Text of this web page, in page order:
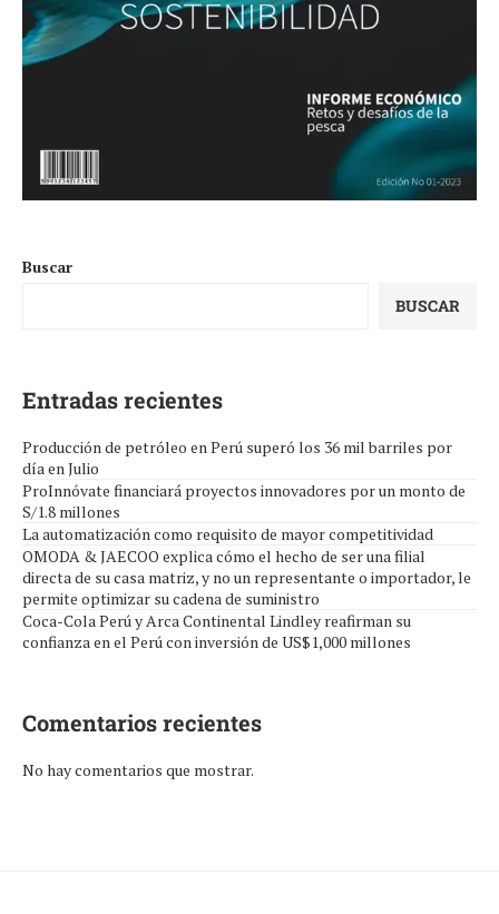
Buscar
BUSCAR
Entradas recientes
Producción de petróleo en Perú superó los 36 mil barriles por
día en Julio
ProInnóvate financiará proyectos innovadores por un monto de
S/1.8 millones
La automatización como requisito de mayor competitividad
OMODA & JAECOO explica cómo el hecho de ser una filial
directa de su casa matriz, y no un representante o importador, le
permite optimizar su cadena de suministro
Coca-Cola Perú y Arca Continental Lindley reafirman su
confianza en el Perú con inversión de US$1,000 millones
Comentarios recientes
No hay comentarios que mostrar.